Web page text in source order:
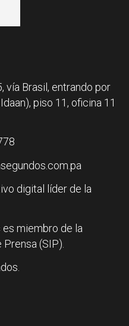
vía Brasil, entrando por
piso 11, oficina 11
digital líder de la
es miembro de la
(SIP).